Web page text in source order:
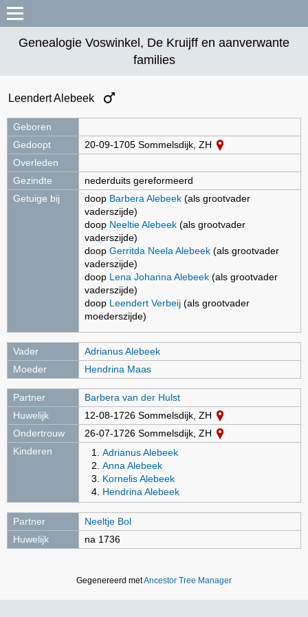
Genealogie Voswinkel, De Kruijff en aanverwante
families
Leendert Alebeek
Geboren
Gedoopt
20-09-1705 Sommelsdijk, ZH
Overleden
Gezindte
nederduits gereformeerd
Getuige bij
doop Barbera Alebeek (als grootvader
vaderszijde)
doop Neeltie Alebeek (als grootvader
vaderszijde)
doop Gerritda Neela Alebeek (als grootvader
vaderszijde)
doop Lena Johanna Alebeek (als grootvader
vaderszijde)
doop Leendert Verbeij (als grootvader
moederszijde)
Vader
Adrianus Alebeek
Moeder
Hendrina Maas
Partner
Barbera van der Hulst
Huwelijk
12-08-1726 Sommelsdijk, ZH
Ondertrouw
26-07-1726 Sommelsdijk, ZH
Kinderen
Adrianus Alebeek
Anna Alebeek
Kornelis Alebeek
Hendrina Alebeek
Partner
Neeltje Bol
Huwelijk
na 1736
Gegenereerd metAncestor Tree Manager